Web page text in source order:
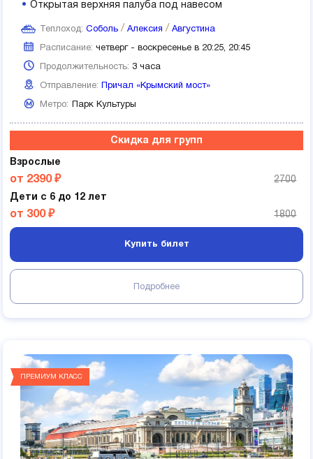
Открытая верхняя палуба под навесом
Теплоход: Соболь Алексия Августина
Расписание: четверг - воскресенье в 20:25, 20:45
Продолжительность: 3 часа
Отправление: Причал «Крымский мост»
Метро: Парк Культуры
Скидка для групп
Взрослые
2700
от 2390 ₽
Дети с 6 до 12 лет
1800
от 300 ₽
Купить билет
Подробнее
ПРЕМИУМ КЛАСС